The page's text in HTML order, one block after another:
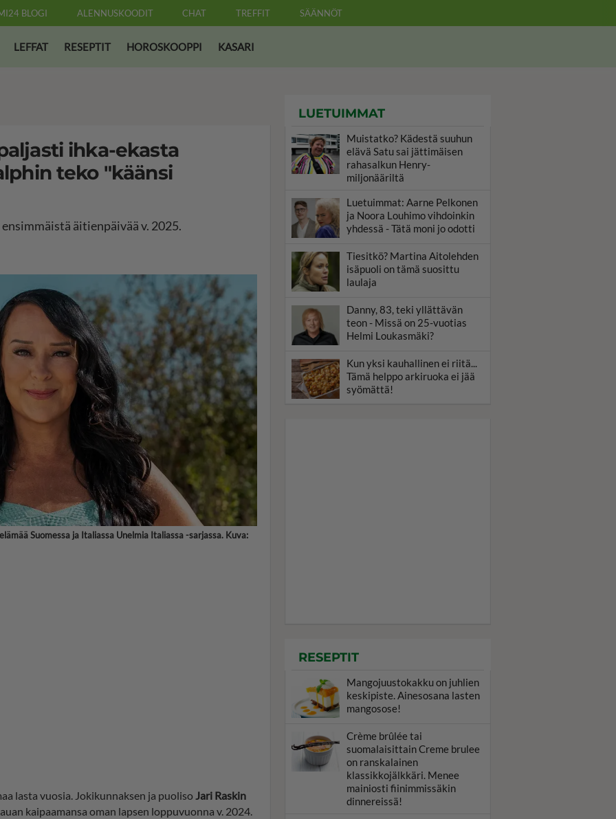
BLOGI ALENNUSKOODIT CHAT TREFFIT SÄÄNNÖT
LEFFAT RESEPTIT HOROSKOOPPI KASARI
ihka-ekasta
teko "käänsi
äitienpäivää v. 2025.
Suomessa ja Italiassa Unelmia Italiassa -sarjassa. Kuva:
lasta vuosia. Jokikunnaksen ja puoliso Jari Raskin
kaipaamansa oman lapsen loppuvuonna v. 2024.
LUETUIMMAT
Muistatko? Kädestä suuhun
elävä Satu sai jättimäisen
rahasalkun Henry-
miljonääriltä
Luetuimmat: Aarne Pelkonen
ja Noora Louhimo vihdoinkin
yhdessä - Tätä moni jo odotti
Tiesitkö? Martina Aitolehden
isäpuoli on tämä suosittu
laulaja
Danny, 83, teki yllättävän
teon - Missä on 25-vuotias
Helmi Loukasmäki?
Kun yksi kauhallinen ei riitä...
Tämä helppo arkiruoka ei jää
syömättä!
RESEPTIT
Mangojuustokakku on juhlien
keskipiste. Ainesosana lasten
mangosose!
Crème brûlée tai
suomalaisittain Creme brulee
on ranskalainen
klassikkojälkkäri. Menee
mainiosti fiinimmissäkin
dinnereissä!